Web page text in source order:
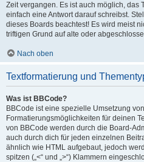
Zeit vergangen. Es ist auch möglich, das
einfach eine Antwort darauf schreibst.
dieses Boards beachtest! Es wird meist
triftigen Grund auf alte oder
Nach oben
Textformatierung und
Was ist BBCode?
BBCode ist eine spezielle Umsetzung
Formatierungsmöglichkeiten für deinen
von BBCode werden durch die Board-
auch durch dich für jeden einzelnen
ähnlich wie HTML aufgebaut, jedoch
spitzen („<“ und „>“) Klammern